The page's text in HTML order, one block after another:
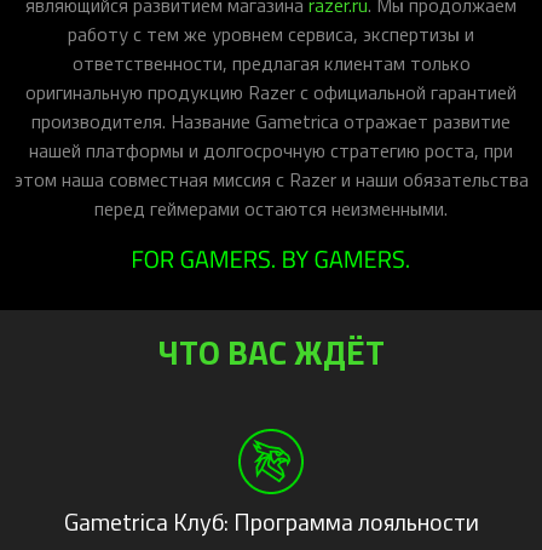
Рюкзаки
Аксессуары
Новинки
Pro Click
Аксессуары для мышей
Игровые мыши
Tartarus
Аксессуары для клавиатур
Все клавиатуры
Hammerhead
Аксессуары для аудио
Все аудио для ПК
Wireless Control Pod
Kraken Kitty
Kiyo
Контроллеры
Освещение
Ripsaw
Все устройства
Goliathus
Firefly
HyperFlux V2
Strider
Sphex
Gigantus
Pro Glide
Pro Click V2
Pro Click V2 Vertical
Pro Type Ergo
Pro Type
Pro Glide XXL
Аксессуары
Коллаборации
Софт
Synapse 4
Synapse 3
Chroma™ RGB
THX Spatial
Synapse 2 Legacy
Streamer Companion App
iOS-приложения
Киберспорт
Игровые ивенты
работу с тем же уровнем сервиса, экспертизы и
ответственности, предлагая клиентам только
оригинальную продукцию Razer с официальной гарантией
производителя. Название Gametrica отражает развитие
нашей платформы и долгосрочную стратегию роста, при
этом наша совместная миссия с Razer и наши обязательства
перед геймерами остаются неизменными.
ЧТО ВАС ЖДЁТ
Gametrica Клуб: Программа лояльности